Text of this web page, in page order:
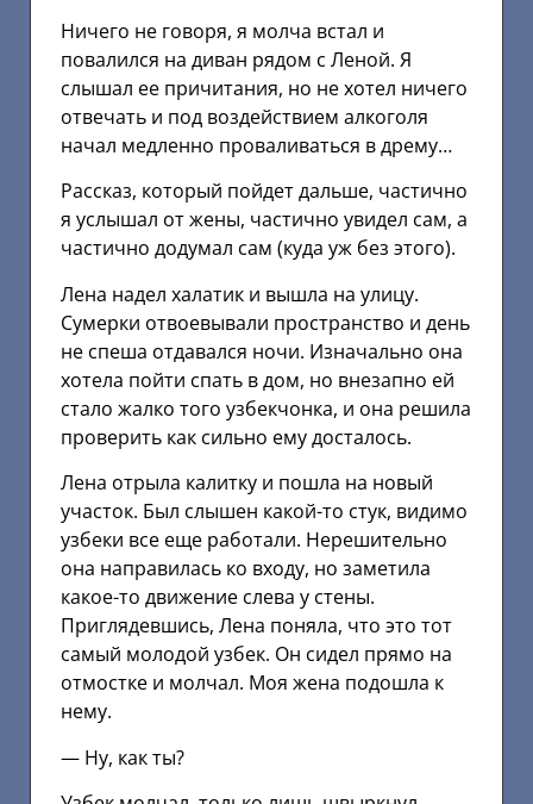
Ничего не говоря, я молча встал и
повалился на диван рядом с Леной. Я
слышал ее причитания, но не хотел ничего
отвечать и под воздействием алкоголя
начал медленно проваливаться в дрему…
Рассказ, который пойдет дальше, частично
я услышал от жены, частично увидел сам, а
частично додумал сам (куда уж без этого).
Лена надел халатик и вышла на улицу.
Сумерки отвоевывали пространство и день
не спеша отдавался ночи. Изначально она
хотела пойти спать в дом, но внезапно ей
стало жалко того узбекчонка, и она решила
проверить как сильно ему досталось.
Лена отрыла калитку и пошла на новый
участок. Был слышен какой-то стук, видимо
узбеки все еще работали. Нерешительно
она направилась ко входу, но заметила
какое-то движение слева у стены.
Приглядевшись, Лена поняла, что это тот
самый молодой узбек. Он сидел прямо на
отмостке и молчал. Моя жена подошла к
нему.
— Ну, как ты?